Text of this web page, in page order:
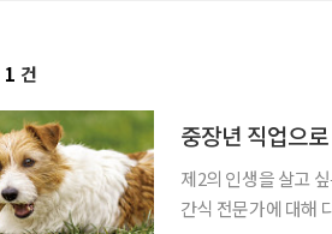
1 건
중장년 직업으
제2의 인생을 살고
간식 전문가에 대해